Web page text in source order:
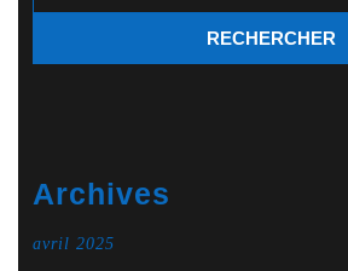
Archives
avril 2025